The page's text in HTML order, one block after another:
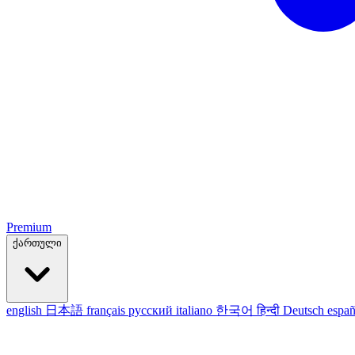
Premium
ქართული
english 日本語 français русский italiano 한국어हिन्दी Deutsch